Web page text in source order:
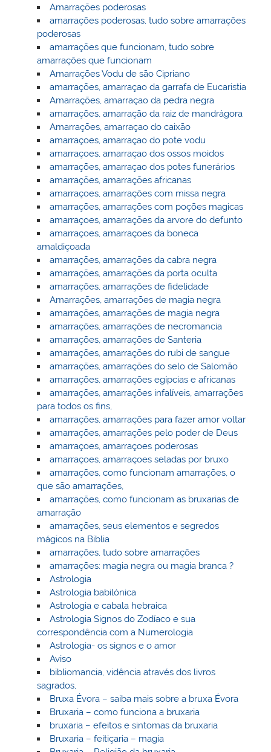
Amarrações poderosas
amarrações poderosas, tudo sobre amarrações
poderosas
amarrações que funcionam, tudo sobre
amarrações que funcionam
Amarrações Vodu de são Cipriano
amarrações, amarraçao da garrafa de Eucaristia
Amarrações, amarraçao da pedra negra
amarrações, amarração da raiz de mandrágora
Amarrações, amarraçao do caixão
amarraçoes, amarraçao do pote vodu
amarraçoes, amarraçao dos ossos moidos
amarrações, amarraçao dos potes funerários
amarrações, amarrações africanas
amarraçoes, amarrações com missa negra
amarrações, amarrações com poções magicas
amarraçoes, amarrações da arvore do defunto
amarraçoes, amarraçoes da boneca
amaldiçoada
amarrações, amarrações da cabra negra
amarrações, amarrações da porta oculta
amarrações, amarrações de fidelidade
Amarrações, amarrações de magia negra
amarrações, amarrações de magia negra
amarrações, amarrações de necromancia
amarrações, amarrações de Santeria
amarrações, amarrações do rubi de sangue
amarrações, amarrações do selo de Salomão
amarrações, amarrações egípcias e africanas
amarrações, amarrações infalíveis, amarrações
para todos os fins,
amarrações, amarrações para fazer amor voltar
amarrações, amarrações pelo poder de Deus
amarraçoes, amarraçoes poderosas
amarraçoes, amarraçoes seladas por bruxo
amarrações, como funcionam amarrações, o
que são amarrações,
amarrações, como funcionam as bruxarias de
amarração
amarrações, seus elementos e segredos
mágicos na Biblia
amarrações, tudo sobre amarrações
amarrações: magia negra ou magia branca ?
Astrologia
Astrologia babilónica
Astrologia e cabala hebraica
Astrologia Signos do Zodíaco e sua
correspondência com a Numerologia
Astrologia- os signos e o amor
Aviso
bibliomancia, vidência através dos livros
sagrados,
Bruxa Évora – saiba mais sobre a bruxa Évora
Bruxaria – como funciona a bruxaria
bruxaria – efeitos e sintomas da bruxaria
Bruxaria – feitiçaria – magia